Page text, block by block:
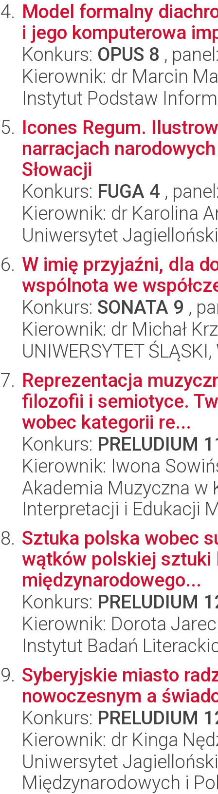
Model formalny
i jego komputerowa
Konkurs: OPUS 8 ,
Kierownik: dr Marcin
Instytut Podstaw
Icones Regum.
narracjach
Słowacji
Konkurs: FUGA 4 ,
Kierownik: dr Karolina
Uniwersytet
W imię przyjaźni, dla
wspólnota we
Konkurs: SONATA 9 ,
Kierownik: dr Michał
UNIWERSYTET
Reprezentacja
filozofii i semiotyce.
wobec kategorii re...
Konkurs: PRELUDIUM
Kierownik: Iwona
Akademia Muzyczna w
Interpretacji i Edukacji
Sztuka polska wobec
wątków polskiej sztuki
międzynarodowego...
Konkurs: PRELUDIUM
Kierownik: Dorota
Instytut Badań
Syberyjskie miasto
nowoczesnym a
Konkurs: PRELUDIUM
Kierownik: dr Kinga
Uniwersytet
Międzynarodowych i